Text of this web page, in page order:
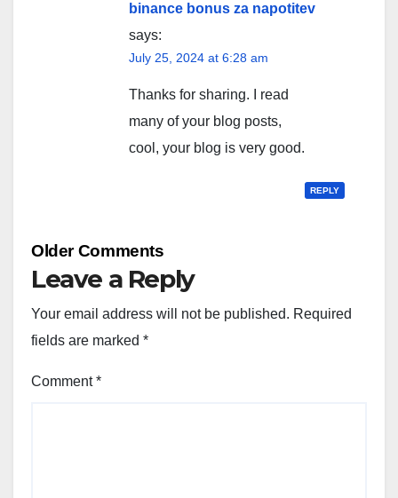
binance bonus za napotitev
says:
July 25, 2024 at 6:28 am
Thanks for sharing. I read
many of your blog posts,
cool, your blog is very good.
REPLY
Comment
Older Comments
Leave a Reply
Your email address will not be published. Required
fields are marked *
Comment*